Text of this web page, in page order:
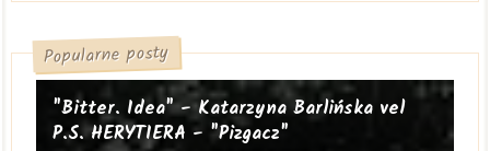
Popularne posty
"Bitter. Idea" - Katarzyna Barlińska vel
P.S. HERYTIERA - "Pizgacz"